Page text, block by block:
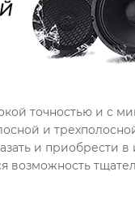
точностью и с
и
и приобрести в